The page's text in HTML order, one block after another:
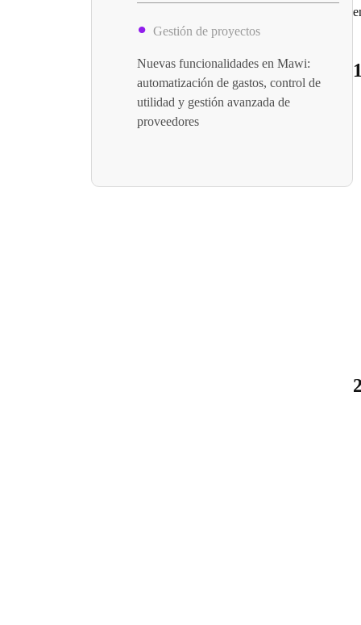
Gestión de proyectos
Nuevas funcionalidades en Mawi:
automatización de gastos, control de
utilidad y gestión avanzada de
proveedores